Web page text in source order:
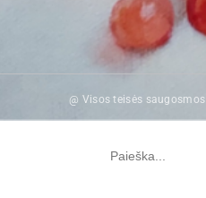
@ Visos teisės saugosmos